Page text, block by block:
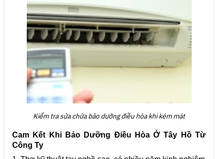
Kiểm tra sửa chữa bảo dưỡng điều hòa khi kém mát
Cam Kết Khi Bảo Dưỡng Điều Hòa Ở Tây Hồ Từ
Công Ty